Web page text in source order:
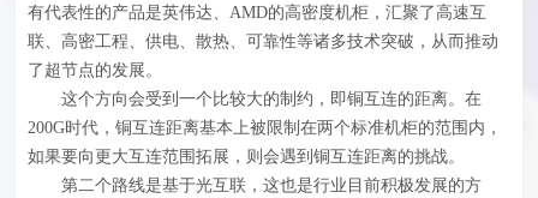
有代表性的产品是英伟达、AMD的高密度机柜，汇聚了高速互
联、高密工程、供电、散热、可靠性等诸多技术突破，从而推动
了超节点的发展。
这个方向会受到一个比较大的制约，即铜互连的距离。在
200G时代，铜互连距离基本上被限制在两个标准机柜的范围内，
如果要向更大互连范围拓展，则会遇到铜互连距离的挑战。
第二个路线是基于光互联，这也是行业目前积极发展的方